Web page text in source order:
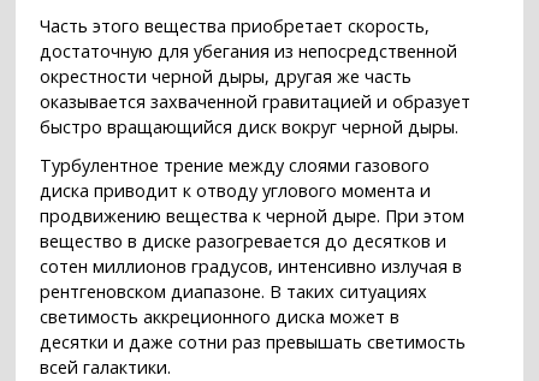
Часть этого вещества приобретает скорость,
достаточную для убегания из непосредственной
окрестности черной дыры, другая же часть
оказывается захваченной гравитацией и образует
быстро вращающийся диск вокруг черной дыры.
Турбулентное трение между слоями газового
диска приводит к отводу углового момента и
продвижению вещества к черной дыре. При этом
вещество в диске разогревается до десятков и
сотен миллионов градусов, интенсивно излучая в
рентгеновском диапазоне. В таких ситуациях
светимость аккреционного диска может в
десятки и даже сотни раз превышать светимость
всей галактики.